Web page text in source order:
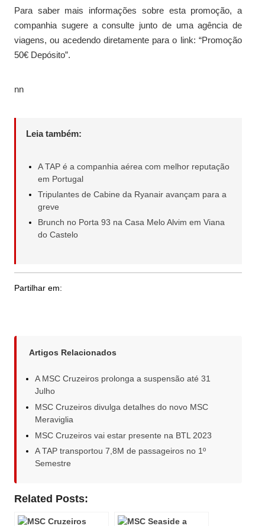
Para saber mais informações sobre esta promoção, a
companhia sugere a consulte junto de uma agência de
viagens, ou acedendo diretamente para o link: “Promoção
50€ Depósito”.
nn
Leia também:
A TAP é a companhia aérea com melhor reputação
em Portugal
Tripulantes de Cabine da Ryanair avançam para a
greve
Brunch no Porta 93 na Casa Melo Alvim em Viana
do Castelo
Partilhar em:
Artigos Relacionados
A MSC Cruzeiros prolonga a suspensão até 31
Julho
MSC Cruzeiros divulga detalhes do novo MSC
Meraviglia
MSC Cruzeiros vai estar presente na BTL 2023
A TAP transportou 7,8M de passageiros no 1º
Semestre
Related Posts: